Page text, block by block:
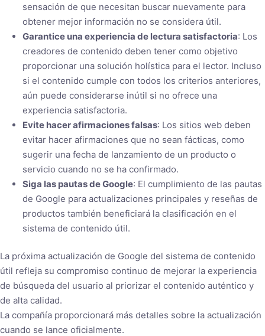
sensación de que necesitan buscar nuevamente para
obtener mejor información no se considera útil.
Garantice una experiencia de lectura satisfactoria: Los
creadores de contenido deben tener como objetivo
proporcionar una solución holística para el lector. Incluso
si el contenido cumple con todos los criterios anteriores,
aún puede considerarse inútil si no ofrece una
experiencia satisfactoria.
Evite hacer afirmaciones falsas: Los sitios web deben
evitar hacer afirmaciones que no sean fácticas, como
sugerir una fecha de lanzamiento de un producto o
servicio cuando no se ha confirmado.
Siga las pautas de Google: El cumplimiento de las pautas
de Google para actualizaciones principales y reseñas de
productos también beneficiará la clasificación en el
sistema de contenido útil.
La próxima actualización de Google del sistema de contenido
útil refleja su compromiso continuo de mejorar la experiencia
de búsqueda del usuario al priorizar el contenido auténtico y
de alta calidad.
La compañía proporcionará más detalles sobre la actualización
cuando se lance oficialmente.